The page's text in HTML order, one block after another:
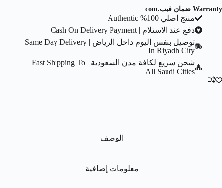
Warranty ضمان فيب.com
منتج اصلي 100% Authentic
دفع عند الاستلام | Cash On Delivery Payment
توصيل بنفس اليوم داخل الرياض | Same Day Delivery
In Riyadh City
شحن سريع لكافة مدن السعودية | Fast Shipping To
All Saudi Cities
الوصف
معلومات إضافية